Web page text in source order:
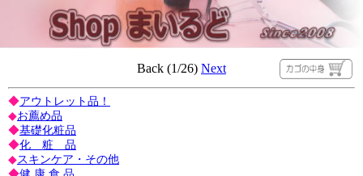
Back (1/26) Next
◆アウトレット品！
◆お薦め品
◆基礎化粧品
◆化 粧 品
◆スキンケア・その他